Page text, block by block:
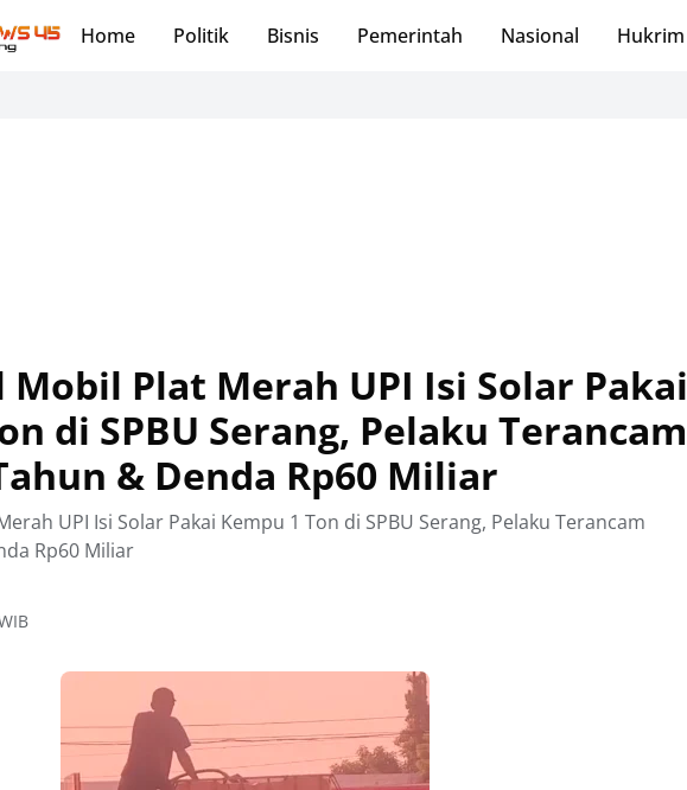
Home Politik Bisnis Pemerintah Nasional Hukrim
Plat Merah UPI Isi Solar Pakai
di SPBU Serang, Pelaku Terancam
& Denda Rp60 Miliar
UPI Isi Solar Pakai Kempu 1 Ton di SPBU Serang, Pelaku Terancam
Rp60 Miliar